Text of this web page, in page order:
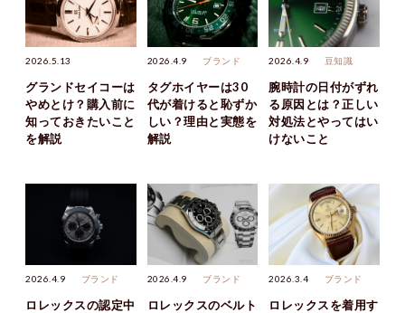
2026.5.13
グランドセイコーは
やめとけ？購入前に
知っておきたいこと
を解説
2026.4.9 ブランド
タグホイヤーは30
代が着けると恥ずか
しい？理由と実態を
解説
2026.4.9 豆知識
腕時計の日付がずれ
る原因とは？正しい
対処法とやってはい
けないこと
2026.4.9 ブランド
ロレックスの認定中
2026.4.9 ブランド
ロレックスのベルト
2026.3.4 ブランド
ロレックスを着用す